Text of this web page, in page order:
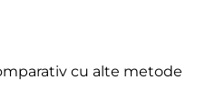
cu alte metode